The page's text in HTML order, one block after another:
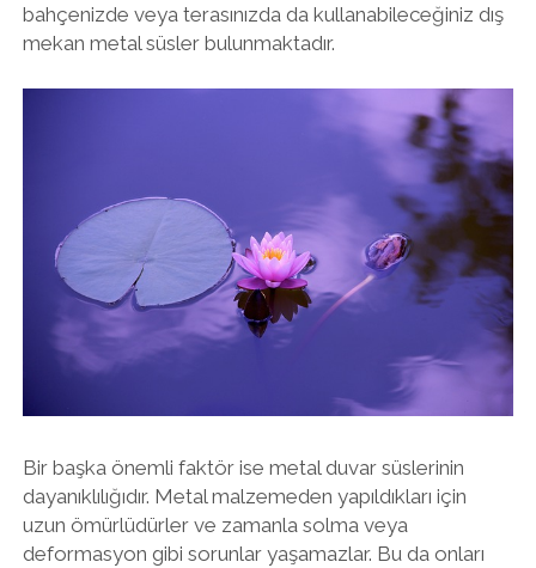
bahçenizde veya terasınızda da kullanabileceğiniz dış
mekan metal süsler bulunmaktadır.
Bir başka önemli faktör ise metal duvar süslerinin
dayanıklılığıdır. Metal malzemeden yapıldıkları için
uzun ömürlüdürler ve zamanla solma veya
deformasyon gibi sorunlar yaşamazlar. Bu da onları